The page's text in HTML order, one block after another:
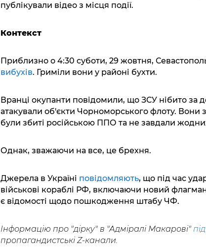
публікували відео з місця події.
Контекст
Приблизно о 4:30 суботи, 29 жовтня,
вибухів. Гриміли вони у районі бухти.
Вранці окупанти повідомили, що ЗСУ нібито за
атакували об'єкти Чорноморського флоту.
були збиті російською ППО та не завдали
Однак, зважаючи на все, це брехня.
Джерела в Україні повідомляють, що під час
військові кораблі РФ, включаючи новий
є відомості щодо пошкодження штабу ЧФ.
Інформацію про "дірку" в "Адміралі Макарові"
пропагандистські Z-канали.